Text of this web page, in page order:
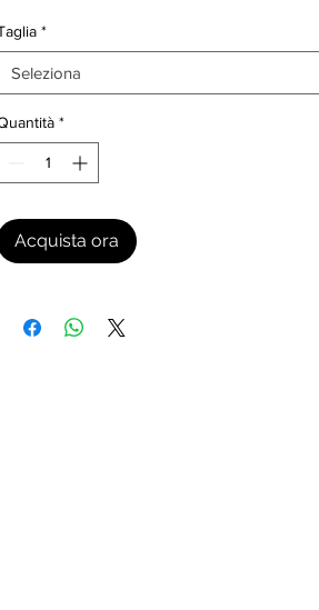
*
Seleziona
*
Acquista ora